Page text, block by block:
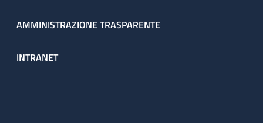
AMMINISTRAZIONE TRASPARENTE
INTRANET